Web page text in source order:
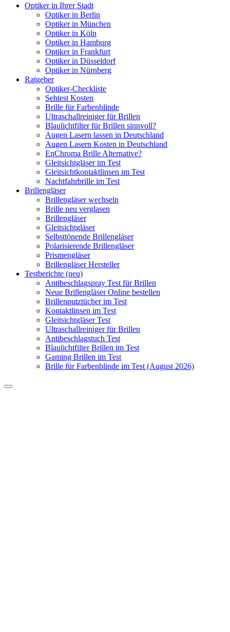
Optiker in Ihrer Stadt
Optiker in Berlin
Optiker in München
Optiker in Köln
Optiker in Hamburg
Optiker in Frankfurt
Optiker in Düsseldorf
Optiker in Nürnberg
Ratgeber
Optiker-Checkliste
Sehtest Kosten
Brille für Farbenblinde
Ultraschallreiniger für Brillen
Blaulichtfilter für Brillen sinnvoll?
Augen Lasern lassen in Deutschland
Augen Lasern Kosten in Deutschland
EnChroma Brille Alternative?
Gleitsichtgläser im Test
Gleitsichtkontaktlinsen im Test
Nachtfahrbrille im Test
Brillengläser
Brillengläser wechseln
Brille neu verglasen
Brillengläser
Gleitsichtgläser
Selbsttönende Brillengläser
Polarisierende Brillengläser
Prismengläser
Brillengläser Hersteller
Testberichte (neu)
Antibeschlagspray Test für Brillen
Neue Brillengläser Online bestellen
Brillenputztücher im Test
Kontaktlinsen im Test
Gleitsichtgläser Test
Ultraschallreiniger für Brillen
Antibeschlagstuch Test
Blaulichtfilter Brillen im Test
Gaming Brillen im Test
Brille für Farbenblinde im Test (August 2026)